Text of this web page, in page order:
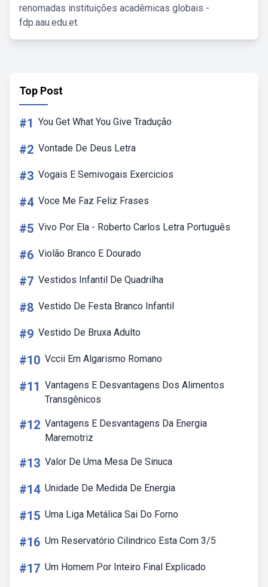
renomadas instituições acadêmicas globais -
fdp.aau.edu.et.
Top Post
#1 You Get What You Give Tradução
#2 Vontade De Deus Letra
#3 Vogais E Semivogais Exercicios
#4 Voce Me Faz Feliz Frases
#5 Vivo Por Ela - Roberto Carlos Letra Português
#6 Violão Branco E Dourado
#7 Vestidos Infantil De Quadrilha
#8 Vestido De Festa Branco Infantil
#9 Vestido De Bruxa Adulto
#10 Vccii Em Algarismo Romano
#11 Vantagens E Desvantagens Dos Alimentos
Transgênicos
#12 Vantagens E Desvantagens Da Energia
Maremotriz
#13 Valor De Uma Mesa De Sinuca
#14 Unidade De Medida De Energia
#15 Uma Liga Metálica Sai Do Forno
#16 Um Reservatório Cilindrico Esta Com 3/5
#17 Um Homem Por Inteiro Final Explicado